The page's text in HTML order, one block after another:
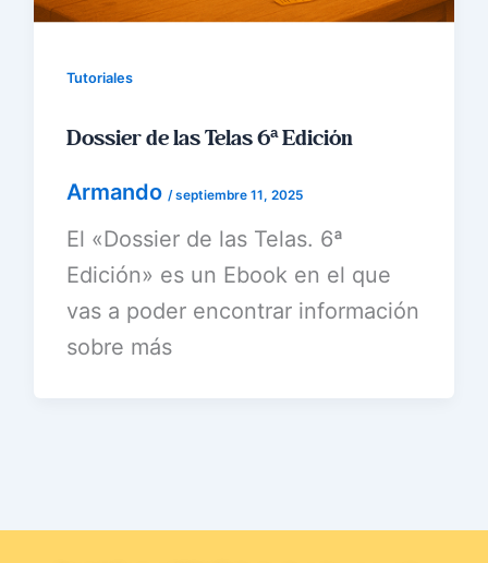
Tutoriales
Dossier de las Telas 6ª Edición
Armando /septiembre 11, 2025
El «Dossier de las Telas. 6ª
Edición» es un Ebook en el que
vas a poder encontrar información
sobre más